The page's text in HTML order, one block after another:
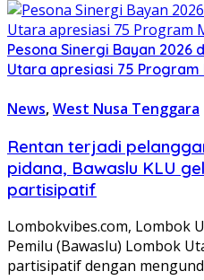
Pesona Sinergi Bayan 2026
Utara apresiasi 75 Program
News,West Nusa Tenggara
Rentan terjadi
pidana, Bawaslu KLU
partisipatif
Lombokvibes.com, Lombok
Pemilu (Bawaslu) Lombok
partisipatif dengan